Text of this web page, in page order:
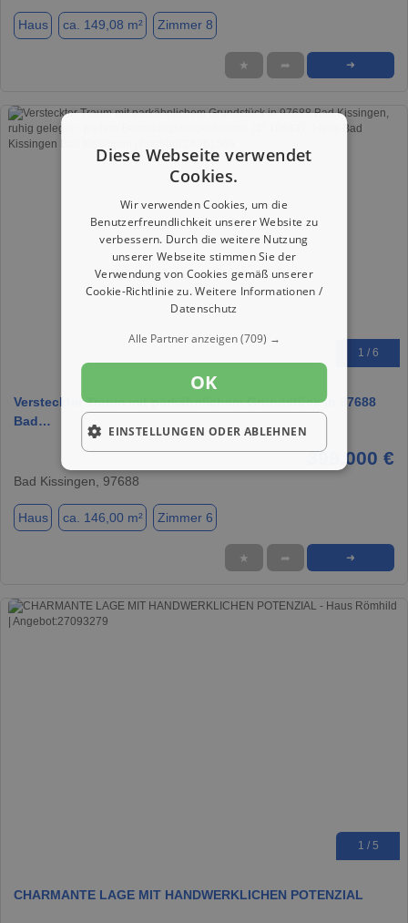
Haus ca. 149,08 m² Zimmer 8
★ ➦ ➜
1 / 6
Versteckter Traum mit parkähnlichem Grundstück in 97688
Bad…
399.000 €
Bad Kissingen, 97688
Haus ca. 146,00 m² Zimmer 6
★ ➦ ➜
1 / 5
CHARMANTE LAGE MIT HANDWERKLICHEN POTENZIAL
Diese Webseite verwendet
Cookies.
Wir verwenden Cookies, um die
Benutzerfreundlichkeit unserer Website zu
verbessern. Durch die weitere Nutzung
unserer Webseite stimmen Sie der
Verwendung von Cookies gemäß unserer
Cookie-Richtlinie zu.Weitere Informationen /
Datenschutz
Alle Partner anzeigen(709) →
OK
EINSTELLUNGEN ODER ABLEHNEN